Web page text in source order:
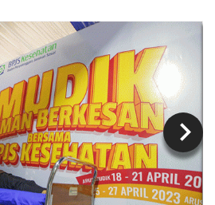
chevron_right